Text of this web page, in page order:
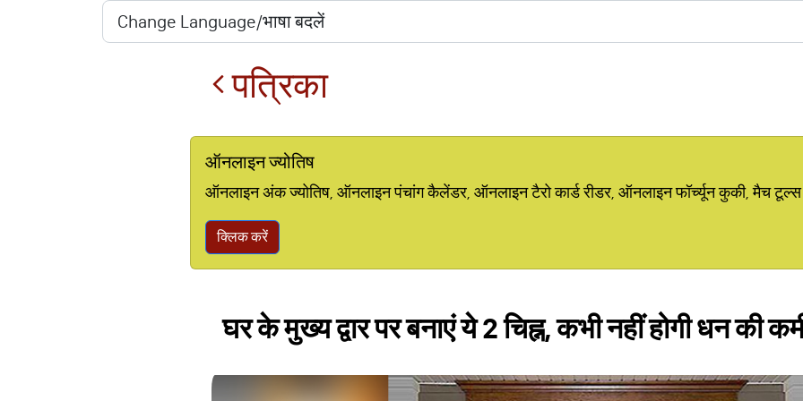
पत्रिका
ऑनलाइन ज्योतिष
ऑनलाइन अंक ज्योतिष, ऑनलाइन पंचांग कैलेंडर, ऑनलाइन टैरो कार्ड रीडर, ऑनलाइन फॉर्च्यून कुकी, मैच टूल्स
क्लिक करें
घर के मुख्य द्वार पर बनाएं ये 2 चिह्न, कभी नहीं होगी धन की